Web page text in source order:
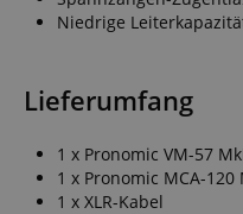
Niedrige
Lieferumfang
1 x Pronomic VM-57
1 x Pronomic MCA-
1 x XLR-Kabel